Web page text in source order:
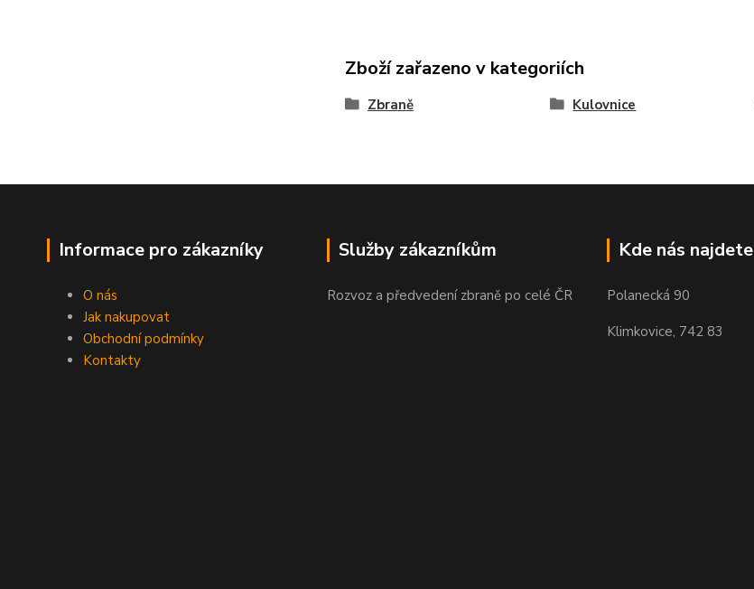
Zboží zařazeno v kategoriích
Zbraně Kulovnice
Informace pro zákazníky
O nás
Jak nakupovat
Obchodní podmínky
Kontakty
Služby zákazníkům
Rozvoz a předvedení zbraně po celé ČR
Kde nás najdete
Polanecká 90
Klimkovice, 742 83